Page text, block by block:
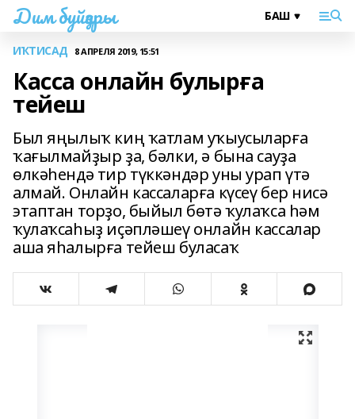
Дим буйҙары
ИҠТИСАД 8 АПРЕЛЯ 2019, 15:51
Касса онлайн булырға
тейеш
Был яңылыҡ киң ҡатлам уҡыусыларға
ҡағылмайҙыр ҙа, бәлки, ә бына сауҙа
өлкәһендә тир түккәндәр уны урап үтә
алмай. Онлайн кассаларға күсеү бер нисә
этаптан торҙо, быйыл бөтә ҡулаҡса һәм
ҡулаҡсаһыҙ иҫәпләшеү онлайн кассалар
аша яһалырға тейеш буласаҡ